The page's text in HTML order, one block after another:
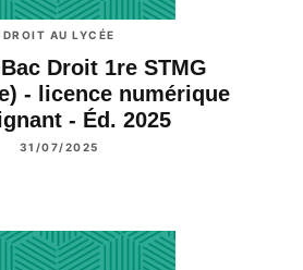
DROIT AU LYCÉE
Droit 1re STMG
- licence numérique
- Éd. 2025
31/07/2025